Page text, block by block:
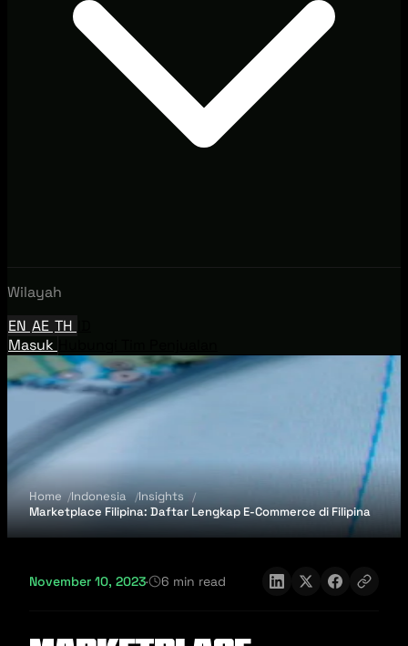
Wilayah
EN AE TH
Masuk
Home Indonesia
Insights
Marketplace Filipina: Daftar Lengkap E-Commerce di Filipina
November 10, 2023· 6 min read